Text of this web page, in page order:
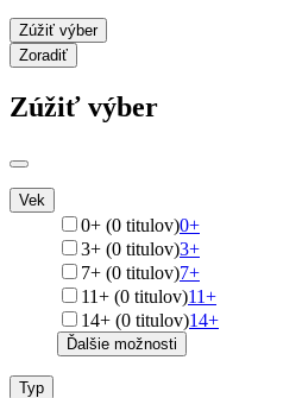
Zúžiť výber
Zoradiť
Zúžiť výber
Vek
0+ (0 titulov)0+
3+ (0 titulov)3+
7+ (0 titulov)7+
11+ (0 titulov)11+
14+ (0 titulov)14+
Ďalšie možnosti
Typ